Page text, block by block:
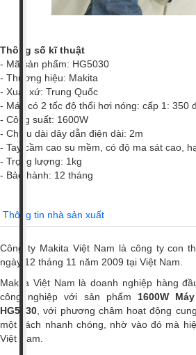
Thông số kĩ thuật
- Mã sản phẩm: HG5030
- Thương hiệu: Makita
- Xuất xứ: Trung Quốc
- Máy có 2 tốc độ thổi hơi nóng: cấp 1: 350
- Công suất: 1600W
- Chiều dài dây dẫn điện dài: 2m
- Tay cầm cao su mềm, có độ ma sát cao,
- Trọng lượng: 1kg
- Bảo hành: 12 tháng
Thông tin nhà sản xuất
Công ty Makita Việt Nam là công ty con
ngày 12 tháng 11 năm 2009 tại Việt Nam.
Makita Việt Nam là doanh nghiệp hàng
công nghiệp với sản phẩm 1600W
HG5030, với phương châm hoạt động
một cách nhanh chóng, nhờ vào đó mà
Việt Nam.